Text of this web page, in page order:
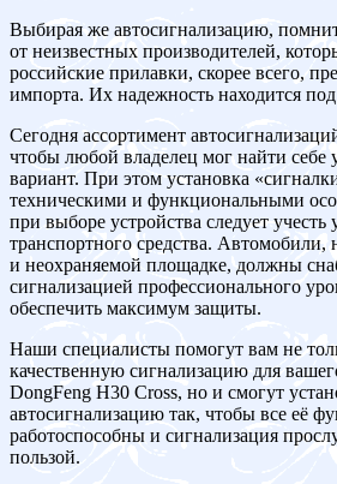
Выбирая же автосигнализацию,
от неизвестных производителей,
российские прилавки, скорее всего,
импорта. Их надежность находится
Сегодня ассортимент
чтобы любой владелец мог найти себе
вариант. При этом установка
техническими и функциональными
при выборе устройства следует учесть
транспортного средства.
и неохраняемой площадке, должны
сигнализацией профессионального
обеспечить максимум защиты.
Наши специалисты помогут вам не
качественную сигнализацию для
DongFeng H30 Cross, но и смогут
автосигнализацию так, чтобы все её
работоспособны и сигнализация
пользой.